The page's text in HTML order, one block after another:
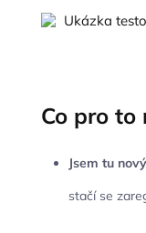
Co pro to
Jsem tu
stačí se